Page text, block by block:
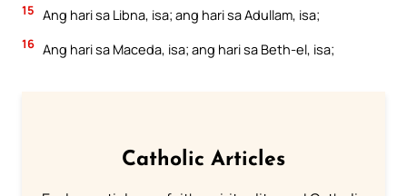
15 Ang hari sa Libna, isa; ang hari sa Adullam, isa;
16 Ang hari sa Maceda, isa; ang hari sa Beth-el, isa;
Catholic Articles